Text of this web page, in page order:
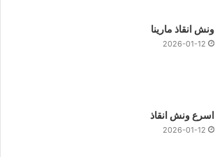
ونش انقاذ مارينا
2026-01-12
اسرع ونش انقاذ
2026-01-12